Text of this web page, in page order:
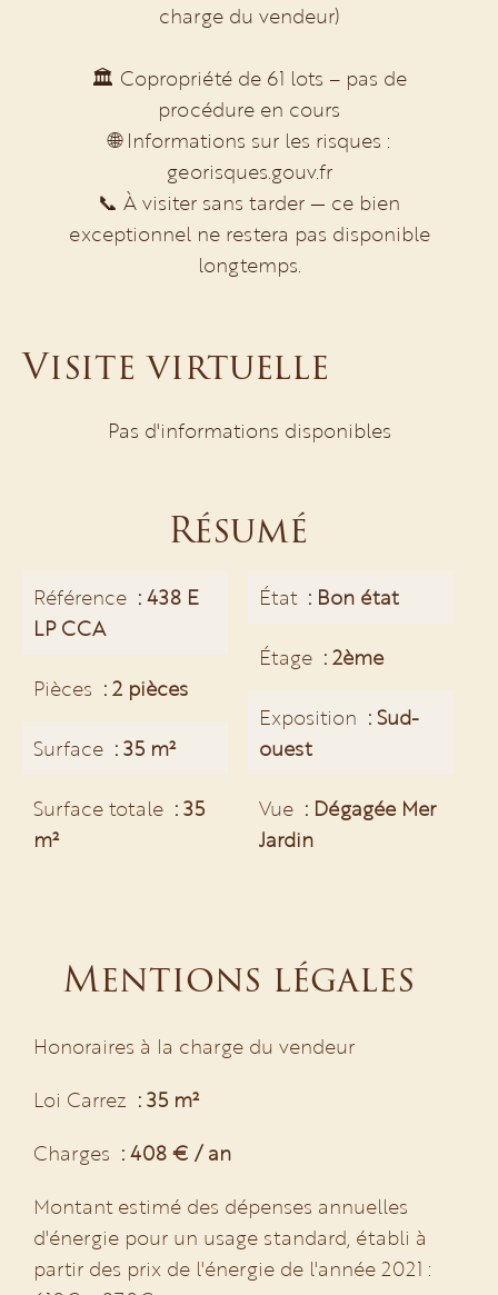
charge du vendeur)
🏛️ Copropriété de 61 lots – pas de
procédure en cours
🌐 Informations sur les risques :
georisques.gouv.fr
📞 À visiter sans tarder — ce bien
exceptionnel ne restera pas disponible
longtemps.
Visite virtuelle
Pas d'informations disponibles
Résumé
Référence
438 E
LP CCA
Pièces 2 pièces
Surface 35 m²
Surface totale
35
m²
État Bon état
Étage 2ème
Exposition
Sud-
ouest
Vue
Dégagée Mer
Jardin
Mentions légales
Honoraires à la charge du vendeur
Loi Carrez
35 m²
Charges
408 € / an
Montant estimé des dépenses annuelles
d'énergie pour un usage standard, établi à
partir des prix de l'énergie de l'année 2021 :